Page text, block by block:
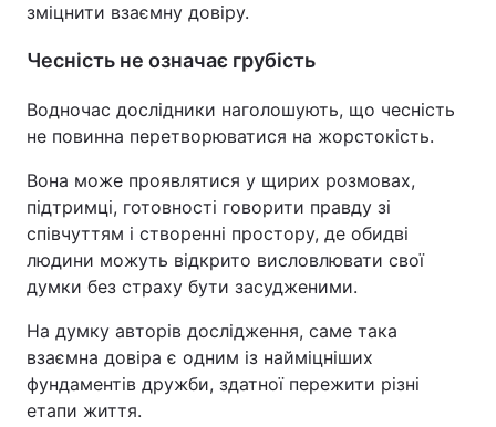
зміцнити взаємну довіру.
Чесність не означає грубість
Водночас дослідники наголошують, що чесність
не повинна перетворюватися на жорстокість.
Вона може проявлятися у щирих розмовах,
підтримці, готовності говорити правду зі
співчуттям і створенні простору, де обидві
людини можуть відкрито висловлювати свої
думки без страху бути засудженими.
На думку авторів дослідження, саме така
взаємна довіра є одним із найміцніших
фундаментів дружби, здатної пережити різні
етапи життя.